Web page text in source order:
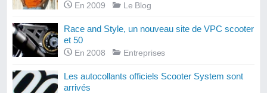
En 2009 Le Blog
Race and Style, un nouveau site de VPC scooter
et 50
En 2008 Entreprises
Les autocollants officiels Scooter System sont
arrivés